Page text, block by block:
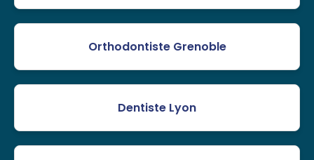
Orthodontiste Grenoble
Dentiste Lyon